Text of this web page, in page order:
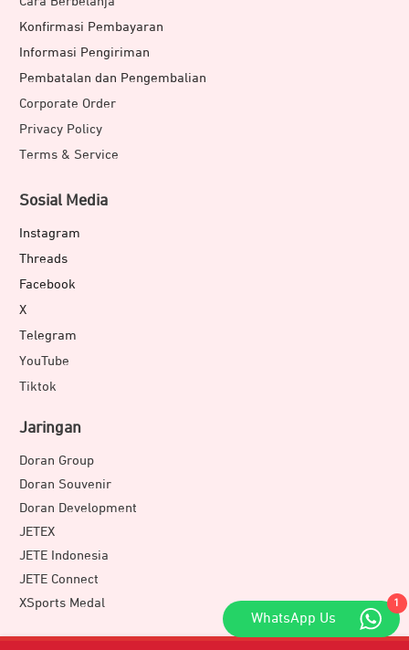
Konfirmasi Pembayaran
Informasi Pengiriman
Pembatalan dan Pengembalian
Corporate Order
Privacy Policy
Terms & Service
Sosial Media
Instagram
Threads
Facebook
X
Telegram
YouTube
Tiktok
Jaringan
Doran Group
Doran Souvenir
Doran Development
JETEX
JETE Indonesia
JETE Connect
XSports Medal
1
WhatsApp Us